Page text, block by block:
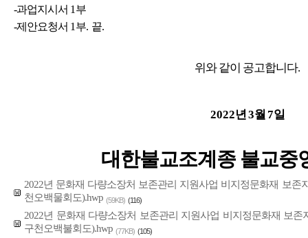
-과업지시서 1 부
-제안요청서 1 부. 끝.
위와 같이 공고합니다.
2022년 3월 7일
대한불교조계종 불교중
2022년 문화재 다량소장처 보존관리 지원사업 비지정문화재 보존
천오백물회도).hwp (59KB) (116)
2022년 문화재 다량소장처 보존관리 지원사업 비지정문화재 보
구천오백불회도).hwp (77KB) (105)